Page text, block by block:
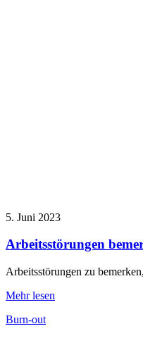
5. Juni 2023
Arbeitsstörungen
Arbeitsstörungen zu
Mehr lesen
Burn-out